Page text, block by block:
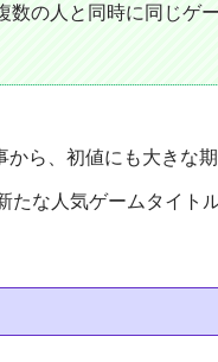
の人と同時に同じゲ
から、初値にも大きな
な人気ゲームタイト